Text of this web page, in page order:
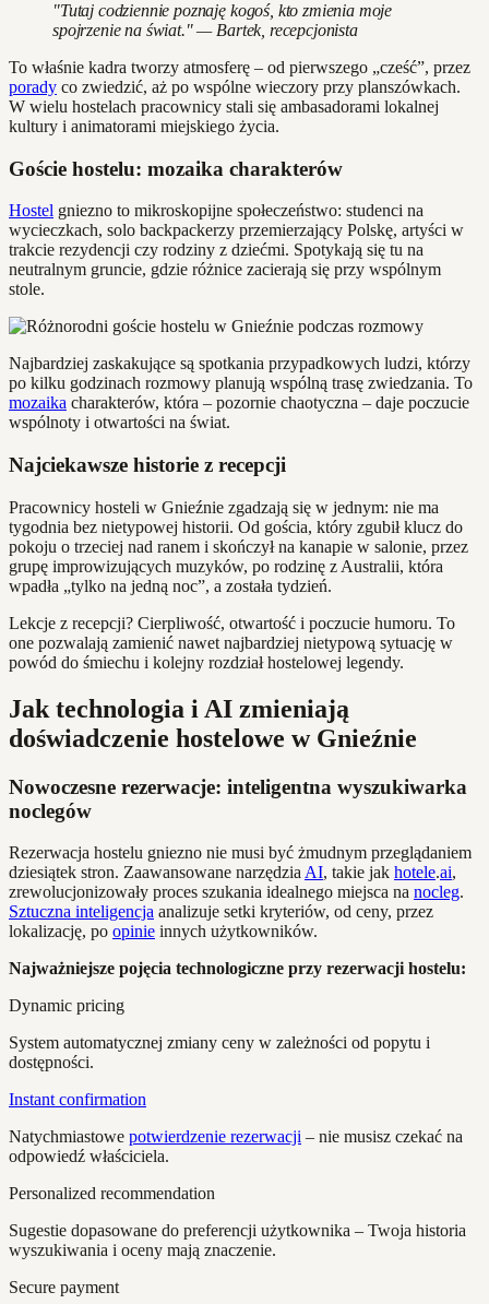
"Tutaj codziennie poznaję kogoś, kto zmienia moje
spojrzenie na świat." — Bartek, recepcjonista
To właśnie kadra tworzy atmosferę – od pierwszego „cześć”, przez
porady co zwiedzić, aż po wspólne wieczory przy planszówkach.
W wielu hostelach pracownicy stali się ambasadorami lokalnej
kultury i animatorami miejskiego życia.
Goście hostelu: mozaika charakterów
Hostel gniezno to mikroskopijne społeczeństwo: studenci na
wycieczkach, solo backpackerzy przemierzający Polskę, artyści w
trakcie rezydencji czy rodziny z dziećmi. Spotykają się tu na
neutralnym gruncie, gdzie różnice zacierają się przy wspólnym
stole.
Najbardziej zaskakujące są spotkania przypadkowych ludzi, którzy
po kilku godzinach rozmowy planują wspólną trasę zwiedzania. To
mozaika charakterów, która – pozornie chaotyczna – daje poczucie
wspólnoty i otwartości na świat.
Najciekawsze historie z recepcji
Pracownicy hosteli w Gnieźnie zgadzają się w jednym: nie ma
tygodnia bez nietypowej historii. Od gościa, który zgubił klucz do
pokoju o trzeciej nad ranem i skończył na kanapie w salonie, przez
grupę improwizujących muzyków, po rodzinę z Australii, która
wpadła „tylko na jedną noc”, a została tydzień.
Lekcje z recepcji? Cierpliwość, otwartość i poczucie humoru. To
one pozwalają zamienić nawet najbardziej nietypową sytuację w
powód do śmiechu i kolejny rozdział hostelowej legendy.
Jak technologia i AI zmieniają
doświadczenie hostelowe w Gnieźnie
Nowoczesne rezerwacje: inteligentna wyszukiwarka
noclegów
Rezerwacja hostelu gniezno nie musi być żmudnym przeglądaniem
dziesiątek stron. Zaawansowane narzędziaAI, takie jak hotele.ai,
zrewolucjonizowały proces szukania idealnego miejsca na nocleg.
Sztuczna inteligencja analizuje setki kryteriów, od ceny, przez
lokalizację, po opinie innych użytkowników.
Najważniejsze pojęcia technologiczne przy rezerwacji hostelu:
Dynamic pricing
System automatycznej zmiany ceny w zależności od popytu i
dostępności.
Instant confirmation
Natychmiastowe potwierdzenie rezerwacji – nie musisz czekać na
odpowiedź właściciela.
Personalized recommendation
Sugestie dopasowane do preferencji użytkownika – Twoja historia
wyszukiwania i oceny mają znaczenie.
Secure payment